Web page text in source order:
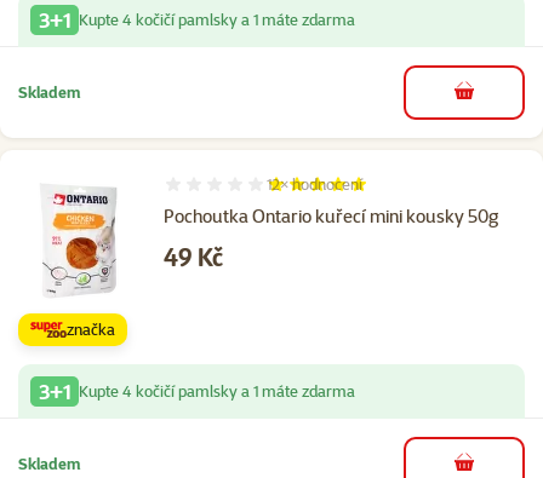
3+1 Kupte 4 kočičí pamlsky a 1 máte zdarma
Skladem do košíku
Pochoutka Ontario kuřecí mini kousky 50g
Hodnocení 100%, počet hodnocení: 12
12×hodnocení
Cena
49 Kč
značka
3+1 Kupte 4 kočičí pamlsky a 1 máte zdarma
Skladem